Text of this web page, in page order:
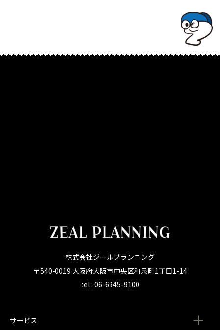
株式会社ジールプランニング
〒540-0019 大阪府大阪市中央区和泉町1丁目1-14
tel : 06-6945-9100
サービス